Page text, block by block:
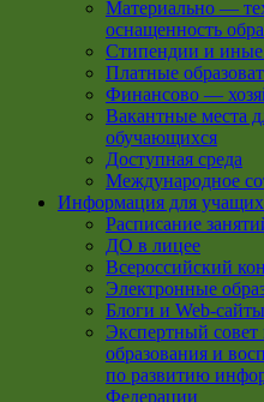
Материально —
оснащенность
Стипендии и
Платные
Финансово —
Вакантные места
обучающихся
Доступная среда
Международное
Информация для
Расписание
ДО в лицее
Всероссийский
Электронные
Блоги и Web-
Экспертный
образования и
по развитию
Федерации